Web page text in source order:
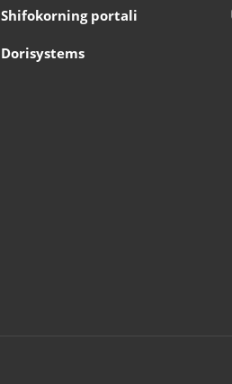
Shifokorning portali
Dorisystems